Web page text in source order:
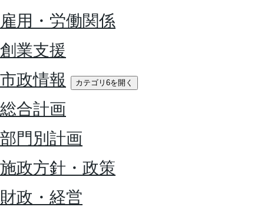
雇用・労働関係
創業支援
市政情報
カテゴリ6を開く
総合計画
部門別計画
施政方針・政策
財政・経営